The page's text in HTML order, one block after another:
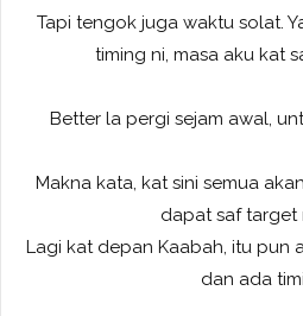
Tapi tengok juga waktu solat.
timing ni, masa aku kat
Better la pergi sejam awal,
Makna kata, kat sini semua
dapat saf target
Lagi kat depan Kaabah, itu pun
dan ada